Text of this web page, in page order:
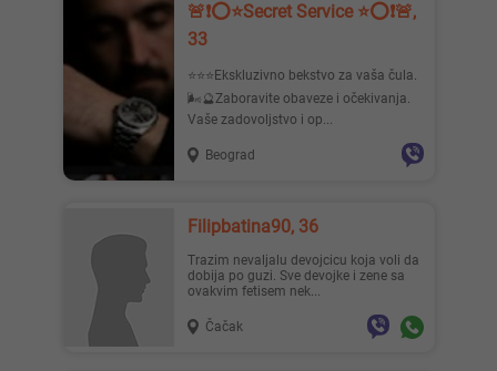
Zanna, 42
Ema, 35
🚨❗️⭕️⭐️Secret Service ⭐️⭕️❗️🚨,
33
⭐️⭐️⭐️Ekskluzivno bekstvo za vaša čula.
🌬🔮Zaboravite obaveze i očekivanja.
Vaše zadovoljstvo i op...
Beograd
Filipbatina90, 36
Trazim nevaljalu devojcicu koja voli da
dobija po guzi. Sve devojke i zene sa
ovakvim fetisem nek...
Čačak